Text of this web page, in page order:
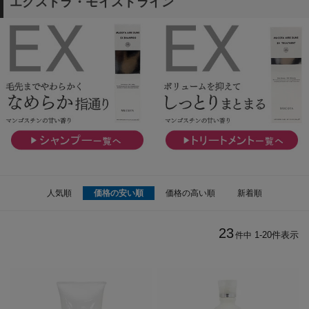
人気順 価格の安い順 価格の高い順 新着順
23 件中 1-20件表示